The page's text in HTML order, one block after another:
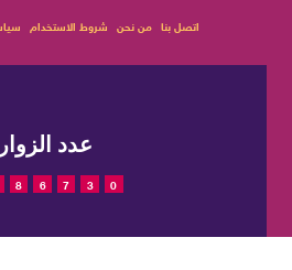
شروط الاستخدام من نحن اتصل بنا
عدد الزوار
8 6 7 3 0